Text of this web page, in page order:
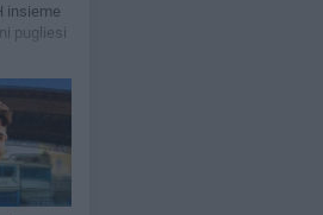
insieme
pugliesi